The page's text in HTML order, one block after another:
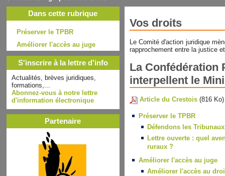
Dans cette rubrique
Préserver le TPBR
Améliorer l'accès au juge
S'inscrire à la lettre d'info
Actualités, brèves juridiques,
formations,...
Abonnez-vous à notre lettre
d'information électronique
Partenaire
Vos droits
Le Comité d'action juridique
rapprochement entre la justice
La Confédération
interpellent le
Article du Crestois(816 Ko)
Préserver le TPBR
Défendons les
Lettre ouverte : quel
ruraux ?
Améliorer l'accès au juge
Améliorer l'accès au